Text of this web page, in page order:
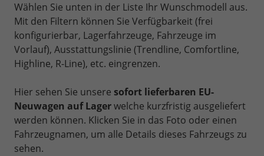
Wählen Sie unten in der Liste Ihr Wunschmodell aus.
Mit den Filtern können Sie Verfügbarkeit (frei
konfigurierbar, Lagerfahrzeuge, Fahrzeuge im
Vorlauf), Ausstattungslinie (Trendline, Comfortline,
Highline, R-Line), etc. eingrenzen.
Hier sehen Sie unsere sofort lieferbaren EU-
Neuwagen auf Lagerwelche kurzfristig ausgeliefert
werden können. Klicken Sie in das Foto oder einen
Fahrzeugnamen, um alle Details dieses Fahrzeugs zu
sehen.